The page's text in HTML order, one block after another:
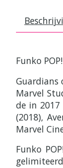
Funko
Guardians
Marvel
de in 2017
(2018),
Marvel
Funko